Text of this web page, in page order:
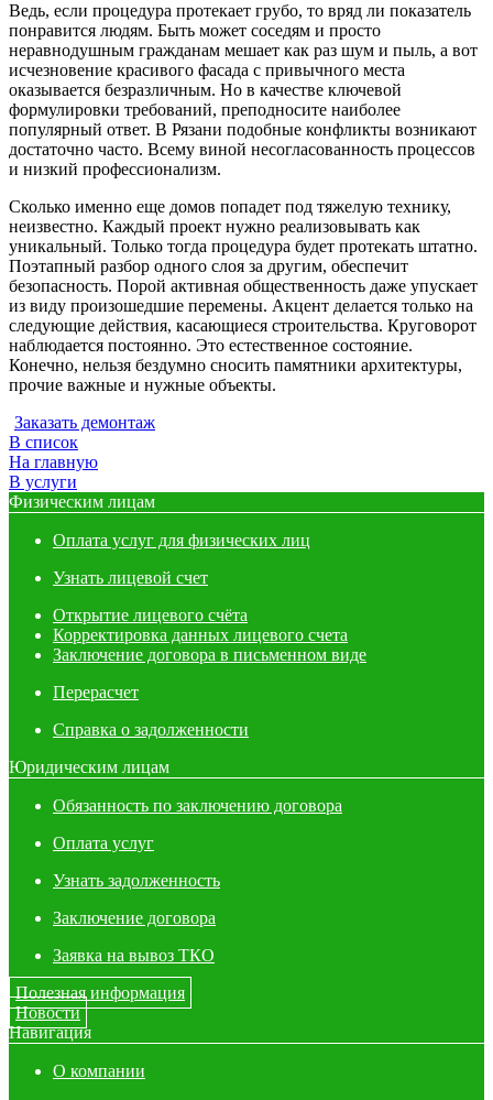
Ведь, если процедура протекает грубо, то вряд ли показатель
понравится людям. Быть может соседям и просто
неравнодушным гражданам мешает как раз шум и пыль, а вот
исчезновение красивого фасада с привычного места
оказывается безразличным. Но в качестве ключевой
формулировки требований, преподносите наиболее
популярный ответ. В Рязани подобные конфликты возникают
достаточно часто. Всему виной несогласованность процессов
и низкий профессионализм.
Сколько именно еще домов попадет под тяжелую технику,
неизвестно. Каждый проект нужно реализовывать как
уникальный. Только тогда процедура будет протекать штатно.
Поэтапный разбор одного слоя за другим, обеспечит
безопасность. Порой активная общественность даже упускает
из виду произошедшие перемены. Акцент делается только на
следующие действия, касающиеся строительства. Круговорот
наблюдается постоянно. Это естественное состояние.
Конечно, нельзя бездумно сносить памятники архитектуры,
прочие важные и нужные объекты.
Заказать демонтаж
В список
На главную
В услуги
Физическим лицам
Оплата услуг для физических лиц
Узнать лицевой счет
Открытие лицевого счёта
Корректировка данных лицевого счета
Заключение договора в письменном виде
Перерасчет
Справка о задолженности
Юридическим лицам
Обязанность по заключению договора
Оплата услуг
Узнать задолженность
Заключение договора
Заявка на вывоз ТКО
Полезная информация
Новости
Навигация
О компании